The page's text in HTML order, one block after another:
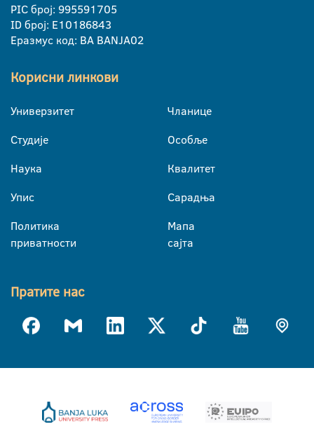
PIC број: 995591705
ID број: E10186843
Еразмус код: BA BANJA02
Корисни линкови
Универзитет
Студије
Наука
Упис
Политика
приватности
Чланице
Особље
Квалитет
Сарадња
Мапа
сајта
Пратите нас